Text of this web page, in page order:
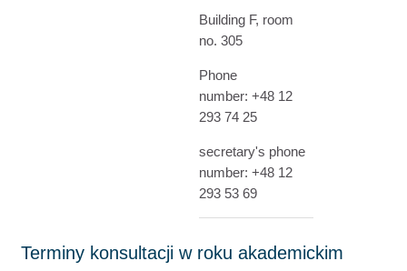
Building F, room
no. 305
Phone
number: +48 12
293 74 25
secretary's phone
number: +48 12
293 53 69